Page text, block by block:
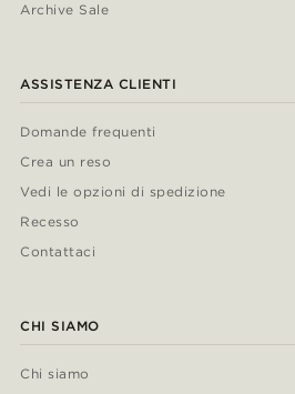
Archive Sale
ASSISTENZA CLIENTI
Domande frequenti
Crea un reso
Vedi le opzioni di spedizione
Recesso
Contattaci
CHI SIAMO
Chi siamo